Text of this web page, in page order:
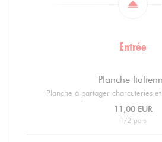
Entrée
Planche
Planche à partager charcuteries
11,00 EUR
1/2 pers